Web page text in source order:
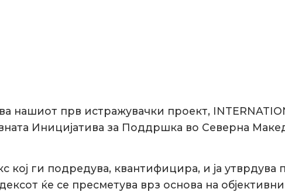
нашиот прв истражувачки проект,
Иницијатива за Поддршка во Северна
ги подредува, квантифицира, и ја утврдува
ќе се пресметува врз основа на